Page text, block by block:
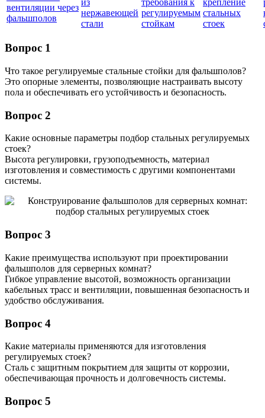
вентиляции через
фальшполов
нержавеющей
стали
регулируемым
стойкам
стальных
стоек
Вопрос 1
Что такое регулируемые стальные стойки для фальшполов?
Это опорные элементы, позволяющие настраивать высоту
пола и обеспечивать его устойчивость и безопасность.
Вопрос 2
Какие основные параметры подбор стальных регулируемых
стоек?
Высота регулировки, грузоподъемность, материал
изготовления и совместимость с другими компонентами
системы.
Вопрос 3
Какие преимущества используют при проектировании
фальшполов для серверных комнат?
Гибкое управление высотой, возможность организации
кабельных трасс и вентиляции, повышенная безопасность и
удобство обслуживания.
Вопрос 4
Какие материалы применяются для изготовления
регулируемых стоек?
Сталь с защитным покрытием для защиты от коррозии,
обеспечивающая прочность и долговечность системы.
Вопрос 5